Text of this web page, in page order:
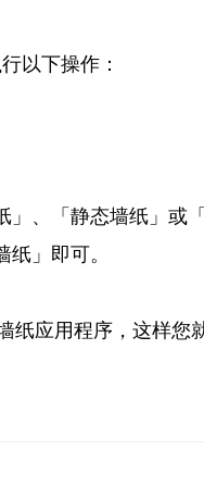
以下操作：
、「静态墙纸」或「
」即可。
纸应用程序，这样您